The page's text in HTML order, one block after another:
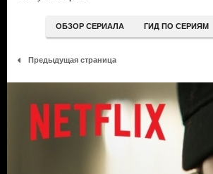
ОБЗОР СЕРИАЛА ГИД ПО СЕРИЯМ
Предыдущая страница